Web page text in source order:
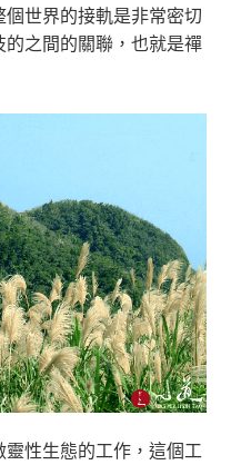
世界的接軌是非常密切
之間的關聯，也就是禪
性生態的工作，這個工